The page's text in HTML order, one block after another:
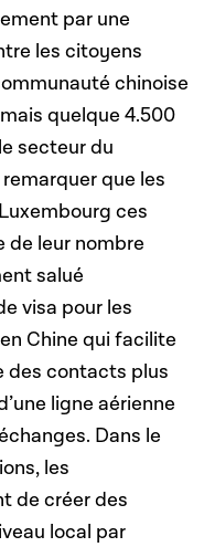
par une
les citoyens
chinoise
quelque 4.500
secteur du
que les
ces
de leur nombre
salué
visa pour les
Chine qui facilite
des contacts plus
ligne aérienne
Dans le
les
de créer des
local par